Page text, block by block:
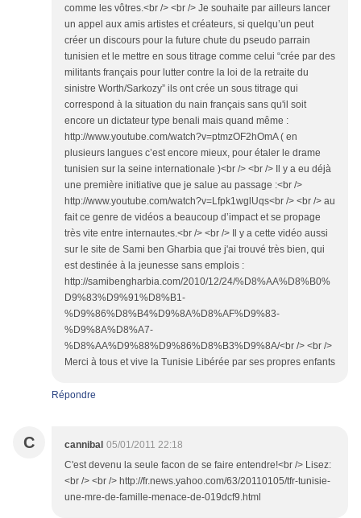
comme les vôtres.<br /> <br /> Je souhaite par ailleurs lancer
un appel aux amis artistes et créateurs, si quelqu’un peut
créer un discours pour la future chute du pseudo parrain
tunisien et le mettre en sous titrage comme celui “crée par des
militants français pour lutter contre la loi de la retraite du
sinistre Worth/Sarkozy” ils ont crée un sous titrage qui
correspond à la situation du nain français sans qu'il soit
encore un dictateur type benali mais quand même :
http://www.youtube.com/watch?v=ptmzOF2hOmA ( en
plusieurs langues c’est encore mieux, pour étaler le drame
tunisien sur la seine internationale )<br /> <br /> Il y a eu déjà
une première initiative que je salue au passage :<br />
http://www.youtube.com/watch?v=Lfpk1wglUqs<br /> <br /> au
fait ce genre de vidéos a beaucoup d’impact et se propage
très vite entre internautes.<br /> <br /> Il y a cette vidéo aussi
sur le site de Sami ben Gharbia que j'ai trouvé très bien, qui
est destinée à la jeunesse sans emplois :
http://samibengharbia.com/2010/12/24/%D8%AA%D8%B0%
D9%83%D9%91%D8%B1-
%D9%86%D8%B4%D9%8A%D8%AF%D9%83-
%D9%8A%D8%A7-
%D8%AA%D9%88%D9%86%D8%B3%D9%8A/<br /> <br />
Merci à tous et vive la Tunisie Libérée par ses propres enfants
Répondre
C cannibal 05/01/2011 22:18
C'est devenu la seule facon de se faire entendre!<br /> Lisez:
<br /> <br /> http://fr.news.yahoo.com/63/20110105/tfr-tunisie-
une-mre-de-famille-menace-de-019dcf9.html